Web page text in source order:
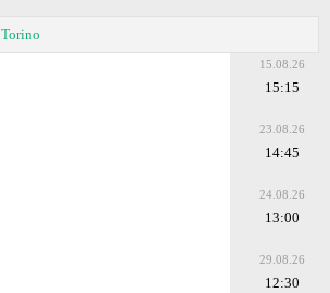
Torino
15.08.26
15:15
23.08.26
14:45
24.08.26
13:00
29.08.26
12:30